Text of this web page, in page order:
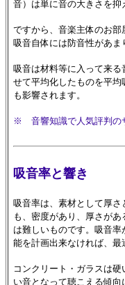
音）は単に音の大きさを抑
ですから、音楽主体のお
吸音自体には防音性があま
吸音は材料等に入って来
せて平均化したものを平
も影響されます。
※ 音響知識で人気評判の
吸音率と響き
吸音率は、素材として厚
も、密度があり、厚さが
は難しいものです。吸音
能を計画出来なければ、最
コンクリート・ガラスは
い音となって聴こえる傾